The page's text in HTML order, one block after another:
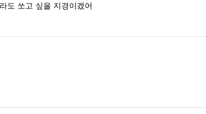
도 쏘고 싶을 지경이겠어